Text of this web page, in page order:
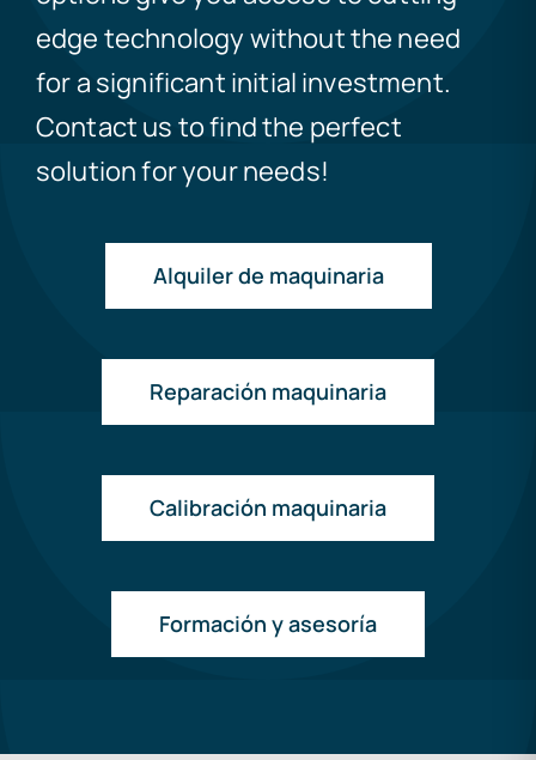
edge technology without the need
for a significant initial investment.
Contact us to find the perfect
solution for your needs!
Alquiler de maquinaria
Reparación maquinaria
Calibración maquinaria
Formación y asesoría